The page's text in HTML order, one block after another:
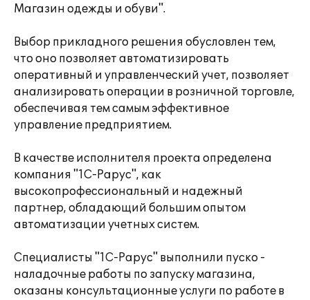
Магазин одежды и обуви".
Выбор прикладного решения обусловлен тем,
что оно позволяет автоматизировать
оперативный и управленческий учет, позволяет
анализировать операции в розничной торговле,
обеспечивая тем самым эффективное
управление предприятием.
В качестве исполнителя проекта определена
компания "1С-Рарус", как
высокопрофессиональный и надежный
партнер, обладающий большим опытом
автоматизации учетных систем.
Специалисты "1С-Рарус" выполнили пуско -
наладочные работы по запуску магазина,
оказаны консультационные услуги по работе в